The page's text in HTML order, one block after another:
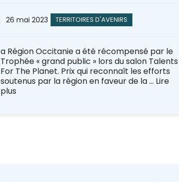
26 mai 2023 TERRITOIRES D'AVENIRS
a Région Occitanie a été récompensé par le
Trophée « grand public » lors du salon Talents
For The Planet. Prix qui reconnaît les efforts
soutenus par la région en faveur de la … Lire
plus